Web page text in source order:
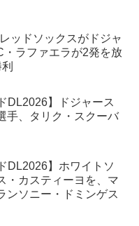
ッドソックスがドジャ
・ラファエラが2発を放
DL2026】ドジャース
手、タリク・スクーバ
DL2026】ホワイトソ
・カスティーヨを、マ
ンソニー・ドミンゲス